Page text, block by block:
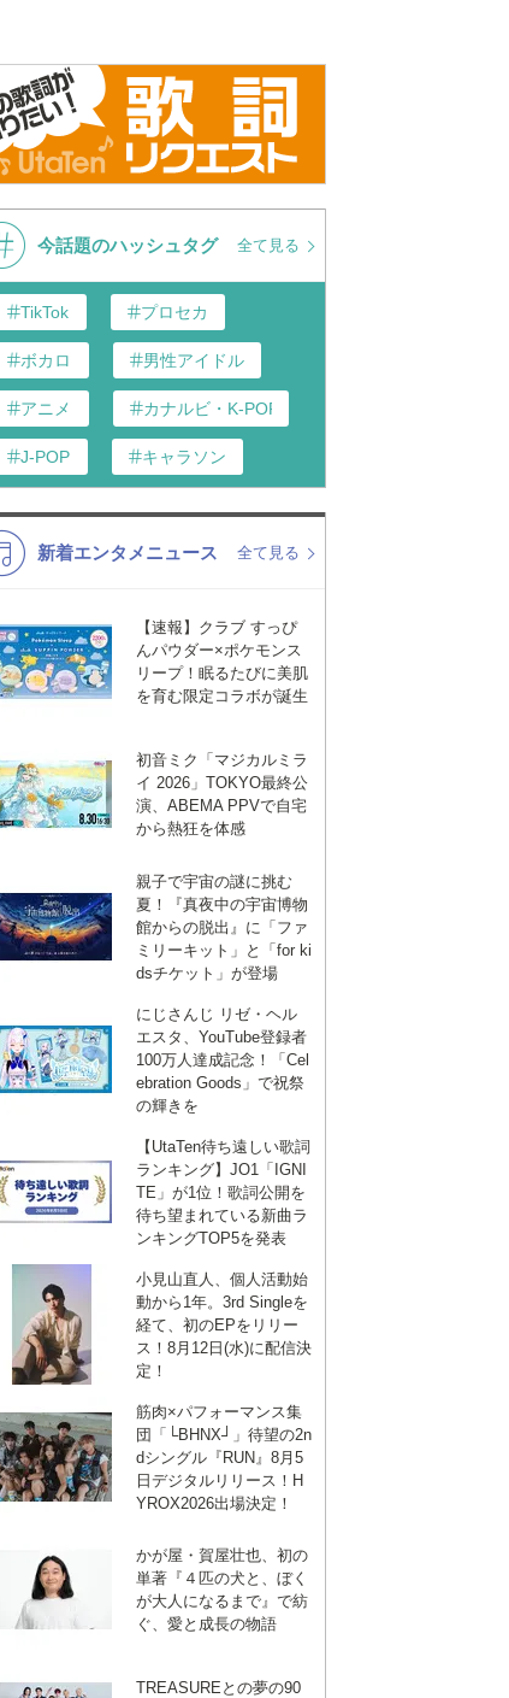
今話題のハッシュタグ 全て見る
TikTok プロセカ
ボカロ 男性アイドル
アニメ カナルビ・K-POP和訳
J-POP キャラソン
K-POP 演歌・歌謡
VTuber ディズニー
新着エンタメニュース 全て見る
【速報】クラブ すっぴ
んパウダー×ポケモンス
リープ！眠るたびに美肌
を育む限定コラボが誕生
初音ミク「マジカルミラ
イ 2026」TOKYO最終公
演、ABEMA PPVで自宅
から熱狂を体感
親子で宇宙の謎に挑む
夏！『真夜中の宇宙博物
館からの脱出』に「ファ
ミリーキット」と「for ki
dsチケット」が登場
にじさんじ リゼ・ヘル
エスタ、YouTube登録者
100万人達成記念！「Cel
ebration Goods」で祝祭
の輝きを
【UtaTen待ち遠しい歌詞
ランキング】JO1「IGNI
TE」が1位！歌詞公開を
待ち望まれている新曲ラ
ンキングTOP5を発表
小見山直人、個人活動始
動から1年。3rd Singleを
経て、初のEPをリリー
ス！8月12日(水)に配信決
定！
筋肉×パフォーマンス集
団「└BHNX┘」待望の2n
dシングル『RUN』8月5
日デジタルリリース！H
YROX2026出場決定！
かが屋・賀屋壮也、初の
単著『４匹の犬と、ぼく
が大人になるまで』で紡
ぐ、愛と成長の物語
TREASUREとの夢の90